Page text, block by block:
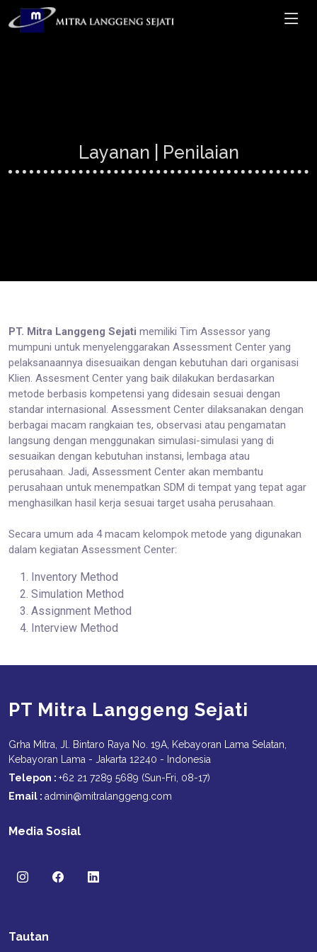
Layanan | Penilaian
PT. Mitra Langgeng Sejati memiliki Tim Assessor yang
mumpuni untuk menyelenggarakan Assessment Center yang
pelaksanaannya disesuaikan dengan kebutuhan dari organisasi
Klien. Assesment Center yang baik dilakukan berdasarkan
metode berbasis kompetensi yang didesain sesuai dengan
standar internasional. Assessment Center dilaksanakan dengan
berbagai macam rangkaian tes, observasi atau pengamatan
langsung dengan menggunakan simulasi-simulasi yang di
sesuaikan dengan kebutuhan instansi, lembaga atau
perusahaan. Jadi, Assessment Center akan membantu
perusahaan untuk menempatkan SDM di tempat yang tepat agar
menghasilkan hasil kerja sesuai target usaha perusahaan.
Secara umum ada 4 macam kelompok metode yang digunakan
dalam kegiatan Assessment Center:
Inventory Method
Simulation Method
Assignment Method
Interview Method
PT Mitra Langgeng Sejati
Grha Mitra, Jl. Bintaro Raya No. 19A, Kebayoran Lama Selatan,
Kebayoran Lama - Jakarta 12240 - Indonesia
Telepon : +62 21 7289 5689 (Sun-Fri, 08-17)
Email : admin@mitralanggeng.com
Media Sosial
Tautan